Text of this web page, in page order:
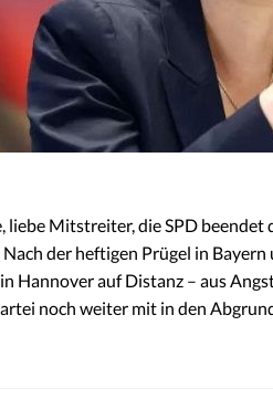
liebe Mitstreiter, die SPD
Nach der heftigen Prügel in
Hannover auf Distanz – aus
noch weiter mit in den